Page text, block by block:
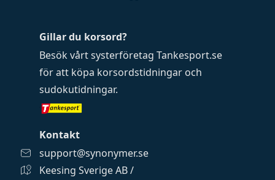
Gillar du korsord?
Besök vårt systerföretag Tankesport.se
för att köpa korsordstidningar och
sudokutidningar.
Kontakt
support@synonymer.se
Keesing Sverige AB /